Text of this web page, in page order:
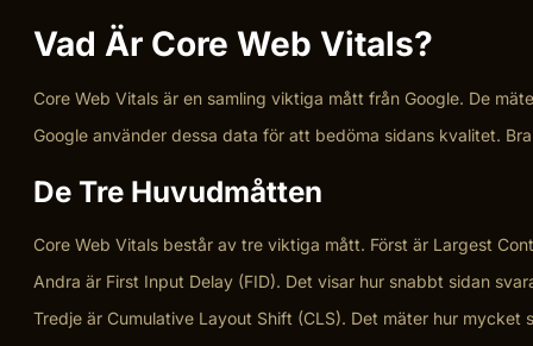
Vad Är Core Web Vitals?
Core Web Vitals är en samling viktiga mått från Google. De
Google använder dessa data för att bedöma sidans kvalitet.
De Tre Huvudmåtten
Core Web Vitals består av tre viktiga mått. Först är Largest
Andra är First Input Delay (FID). Det visar hur snabbt sidan
Tredje är Cumulative Layout Shift (CLS). Det mäter hur